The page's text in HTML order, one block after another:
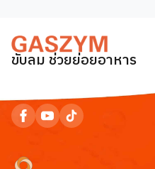
ขับลม ช่วยย่อยอาหาร